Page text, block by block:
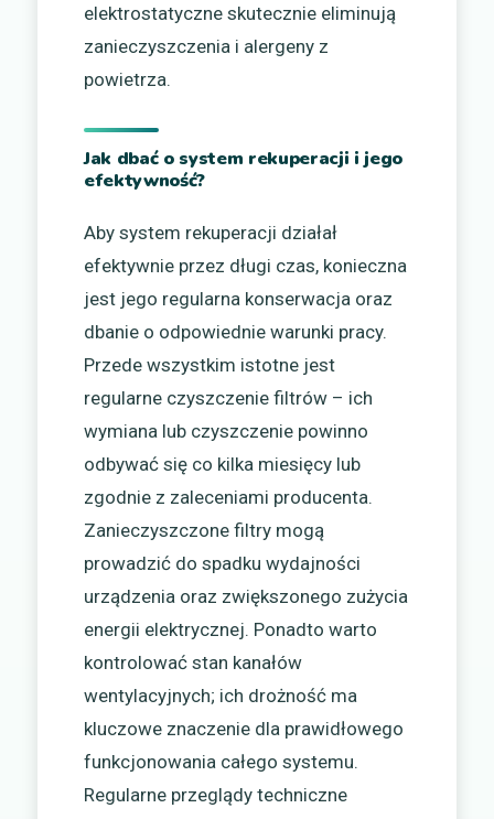
elektrostatyczne skutecznie eliminują
zanieczyszczenia i alergeny z
powietrza.
Jak dbać o system rekuperacji i jego
efektywność?
Aby system rekuperacji działał
efektywnie przez długi czas, konieczna
jest jego regularna konserwacja oraz
dbanie o odpowiednie warunki pracy.
Przede wszystkim istotne jest
regularne czyszczenie filtrów – ich
wymiana lub czyszczenie powinno
odbywać się co kilka miesięcy lub
zgodnie z zaleceniami producenta.
Zanieczyszczone filtry mogą
prowadzić do spadku wydajności
urządzenia oraz zwiększonego zużycia
energii elektrycznej. Ponadto warto
kontrolować stan kanałów
wentylacyjnych; ich drożność ma
kluczowe znaczenie dla prawidłowego
funkcjonowania całego systemu.
Regularne przeglądy techniczne